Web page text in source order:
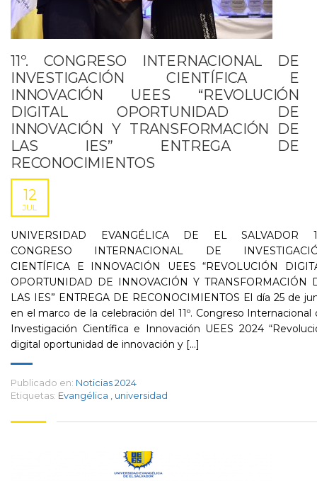
11º. CONGRESO INTERNACIONAL DE
INVESTIGACIÓN CIENTÍFICA E
INNOVACIÓN UEES “REVOLUCIÓN
DIGITAL OPORTUNIDAD DE
INNOVACIÓN Y TRANSFORMACIÓN DE
LAS IES” ENTREGA DE
RECONOCIMIENTOS
12
JUL
UNIVERSIDAD EVANGÉLICA DE EL SALVADOR
CONGRESO INTERNACIONAL DE
CIENTÍFICA E INNOVACIÓN UEES “REVOLUCIÓN
OPORTUNIDAD DE INNOVACIÓN Y TRANSFORMACIÓN
LAS IES” ENTREGA DE RECONOCIMIENTOS El día 25 de
en el marco de la celebración del 11º. Congreso Internacional
Investigación Científica e Innovación UEES 2024
digital oportunidad de innovación y [...]
Publicado en: Noticias 2024
Etiquetas: Evangélica universidad